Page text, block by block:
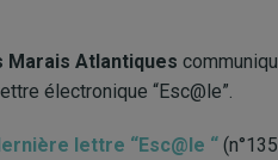
Marais Atlantiques
électronique “Esc@le”.
lettre “Esc@le “